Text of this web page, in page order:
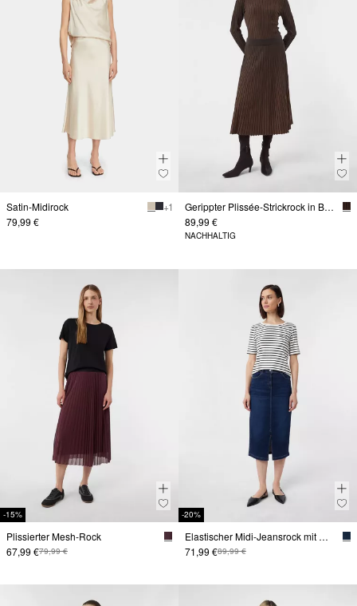
Satin-Midirock
+ 1
79,99 €
Gerippter Plissée-Strickrock in Bicolor
89,99 €
NACHHALTIG
-15%
Plissierter Mesh-Rock
67,99 €79,99 €
-20%
Elastischer Midi-Jeansrock mit Waschung
71,99 €89,99 €